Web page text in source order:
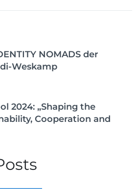
NOMADS der
Weskamp
2024: „Shaping the
Cooperation and